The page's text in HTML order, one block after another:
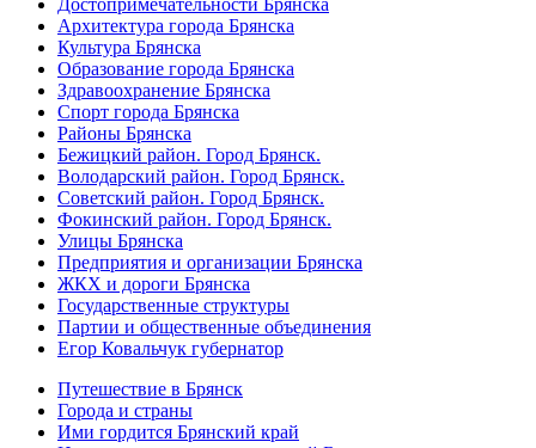
Архитектура города Брянска
Культура Брянска
Образование города Брянска
Здравоохранение Брянска
Спорт города Брянска
Районы Брянска
Бежицкий район. Город Брянск.
Володарский район. Город Брянск.
Советский район. Город Брянск.
Фокинский район. Город Брянск.
Улицы Брянска
Предприятия и организации Брянска
ЖКХ и дороги Брянска
Государственные структуры
Партии и общественные объединения
Егор Ковальчук губернатор
Путешествие в Брянск
Города и страны
Ими гордится Брянский край